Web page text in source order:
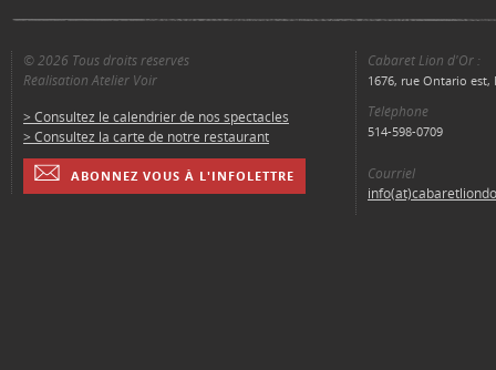
© 2026 Tous droits réservés
Réalisation Atelier Voir
> Consultez le calendrier de nos spectacles
> Consultez la carte de notre restaurant
ABONNEZ VOUS À L'INFOLETTRE
Cabaret Lion d'Or :
1676, rue Ontario est,
Téléphone
514-598-0709
Courriel